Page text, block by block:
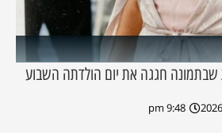
חגגה את יום הולדתה השבוע
9:48 pm